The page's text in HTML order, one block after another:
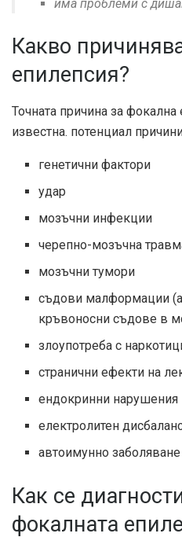
има проблеми с
Какво
епилепсия?
Точната причина за фокална
известна. потенциал
генетични фактори
удар
мозъчни инфекции
черепно-мозъчна
мозъчни тумори
съдови малформации
кръвоносни съдове в
злоупотреба с
странични ефекти на
ендокринни нарушения
електролитен
автоимунно заболяване
Как се
фокалната